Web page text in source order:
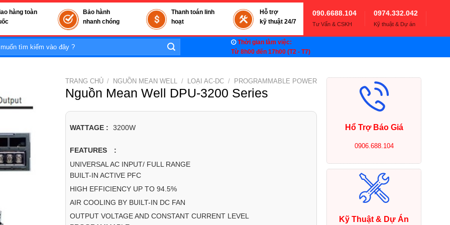
hàng toàn
Bảo hành
nhanh chóng
Thanh toán linh
hoạt
Hỗ trợ
kỹ thuật 24/7
090.6688.104
Tư Vấn & CSKH
0974.332.042
Kỹ thuật & Dự án
Thời gian làm việc:
Từ 8h00 đến 17h00 (T2 - T7)
TRANG CHỦ / NGUỒN MEAN WELL / LOẠI AC-DC / PROGRAMMABLE POWER
Nguồn Mean Well DPU-3200 Series
WATTAGE : 3200W
FEATURES :
UNIVERSAL AC INPUT/ FULL RANGE
BUILT-IN ACTIVE PFC
HIGH EFFICIENCY UP TO 94.5%
AIR COOLING BY BUILT-IN DC FAN
OUTPUT VOLTAGE AND CONSTANT CURRENT LEVEL
Hổ Trợ Báo Giá
0906.688.104
Kỹ Thuật & Dự Án